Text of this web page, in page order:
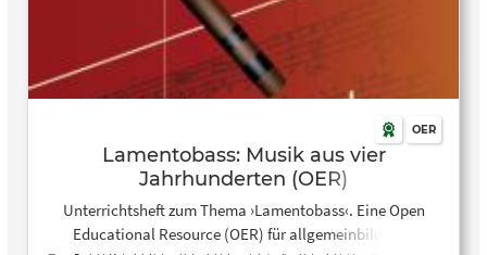
OER
Lamentobass: Musik aus vier
Jahrhunderten (OER)
Unterrichtsheft zum Thema ›Lamentobass‹. Eine Open
Educational Resource (OER) für allgemeinbildende